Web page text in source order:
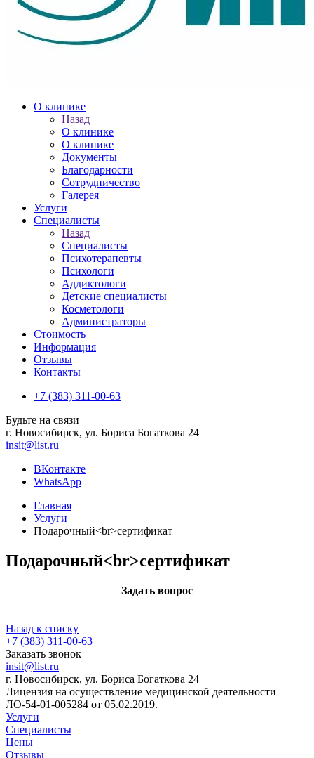
О клинике
Назад
О клинике
О клинике
Документы
Благодарности
Сотрудничество
Галерея
Услуги
Специалисты
Назад
Специалисты
Психотерапевты
Психологи
Аддиктологи
Детские специалисты
Косметологи
Администраторы
Стоимость
Информация
Отзывы
Контакты
+7 (383) 311-00-63
Будьте на связи
г. Новосибирск, ул. Бориса Богаткова 24
insit@list.ru
ВКонтакте
WhatsApp
Главная
Услуги
Подарочный<br>сертификат
Подарочный<br>сертификат
Задать вопрос
Назад к списку
+7 (383) 311-00-63
Заказать звонок
insit@list.ru
г. Новосибирск, ул. Бориса Богаткова 24
Лицензия на осуществление медицинской деятельности
ЛО-54-01-005284 от 05.02.2019.
Услуги
Специалисты
Цены
Отзывы